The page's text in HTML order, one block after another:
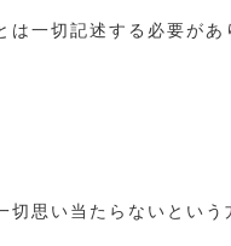
一切記述する必要が
思い当たらないとい